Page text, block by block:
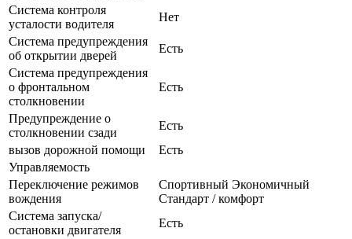
Система контроля
усталости водителя
Нет
Система предупреждения
об открытии дверей
Есть
Система предупреждения
о фронтальном
столкновении
Есть
Предупреждение о
столкновении сзади
Есть
вызов дорожной помощи
Есть
Управляемость
Переключение режимов
вождения
Спортивный Экономичный
Стандарт / комфорт
Система запуска/
остановки двигателя
Есть